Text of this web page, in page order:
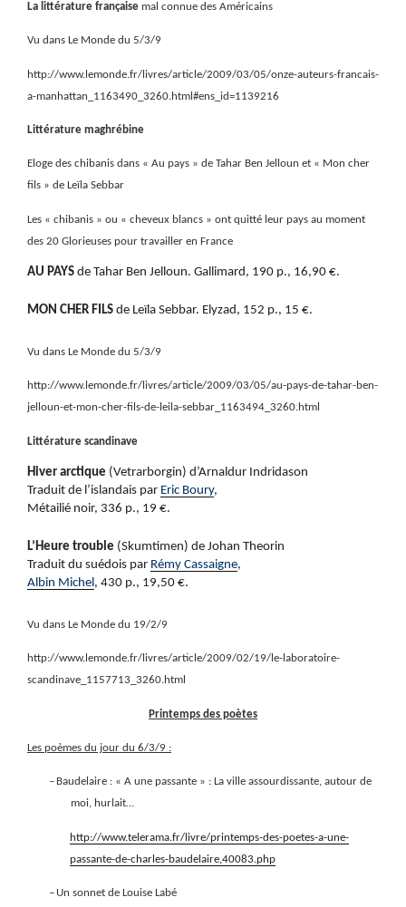
La littérature française mal connue des Américains
Vu dans Le Monde du 5/3/9
http://www.lemonde.fr/livres/article/2009/03/05/onze-auteurs-francais-
a-manhattan_1163490_3260.html#ens_id=1139216
Littérature maghrébine
Eloge des chibanis dans « Au pays » de Tahar Ben Jelloun et « Mon cher
fils » de Leïla Sebbar
Les « chibanis » ou « cheveux blancs » ont quitté leur pays au moment
des 20 Glorieuses pour travailler en France
AU PAYS de Tahar Ben Jelloun. Gallimard, 190 p., 16,90 €.
MON CHER FILS de Leïla Sebbar. Elyzad, 152 p., 15 €.
Vu dans Le Monde du 5/3/9
http://www.lemonde.fr/livres/article/2009/03/05/au-pays-de-tahar-ben-
jelloun-et-mon-cher-fils-de-leila-sebbar_1163494_3260.html
Littérature scandinave
Hiver arctique (Vetrarborgin) d’Arnaldur Indridason
Traduit de l’islandais par Eric Boury,
Métailié noir, 336 p., 19 €.
L’Heure trouble (Skumtimen) de Johan Theorin
Traduit du suédois par Rémy Cassaigne,
Albin Michel, 430 p., 19,50 €.
Vu dans Le Monde du 19/2/9
http://www.lemonde.fr/livres/article/2009/02/19/le-laboratoire-
scandinave_1157713_3260.html
Printemps des poètes
Les poèmes du jour du 6/3/9 :
– Baudelaire : « A une passante » : La ville assourdissante, autour de
moi, hurlait…
http://www.telerama.fr/livre/printemps-des-poetes-a-une-
passante-de-charles-baudelaire,40083.php
– Un sonnet de Louise Labé